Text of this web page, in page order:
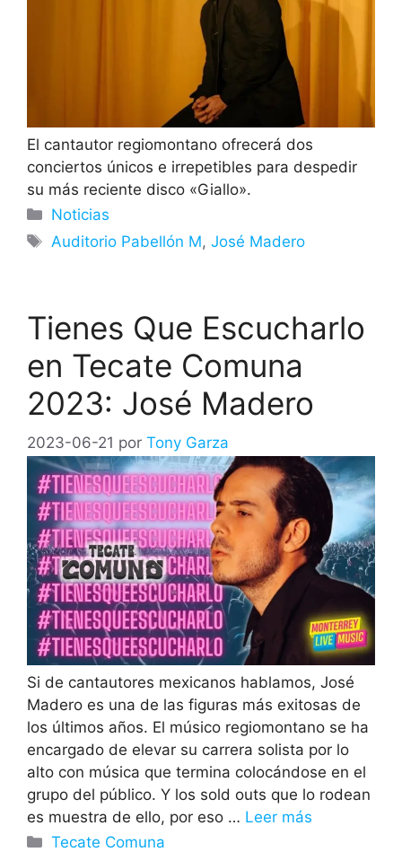
El cantautor regiomontano ofrecerá dos
conciertos únicos e irrepetibles para despedir
su más reciente disco «Giallo».
Categorías
Noticias
Etiquetas
Auditorio Pabellón M,José Madero
Tienes Que Escucharlo
en Tecate Comuna
2023: José Madero
2023-06-21 por Tony Garza
Si de cantautores mexicanos hablamos, José
Madero es una de las figuras más exitosas de
los últimos años. El músico regiomontano se ha
encargado de elevar su carrera solista por lo
alto con música que termina colocándose en el
grupo del público. Y los sold outs que lo rodean
es muestra de ello, por eso … Leer más
Categorías
Tecate Comuna